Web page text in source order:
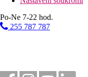
Po-Ne 7-22 hod.
255 787 787